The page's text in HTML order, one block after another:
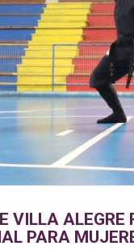
VILLA
PARA